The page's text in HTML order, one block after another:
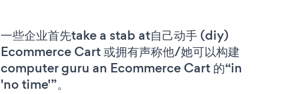
一些企业首先take a stab at自己动手 (diy)
Ecommerce Cart 或拥有声称他/她可以构建
computer guru an Ecommerce Cart 的“in
'no time'”。